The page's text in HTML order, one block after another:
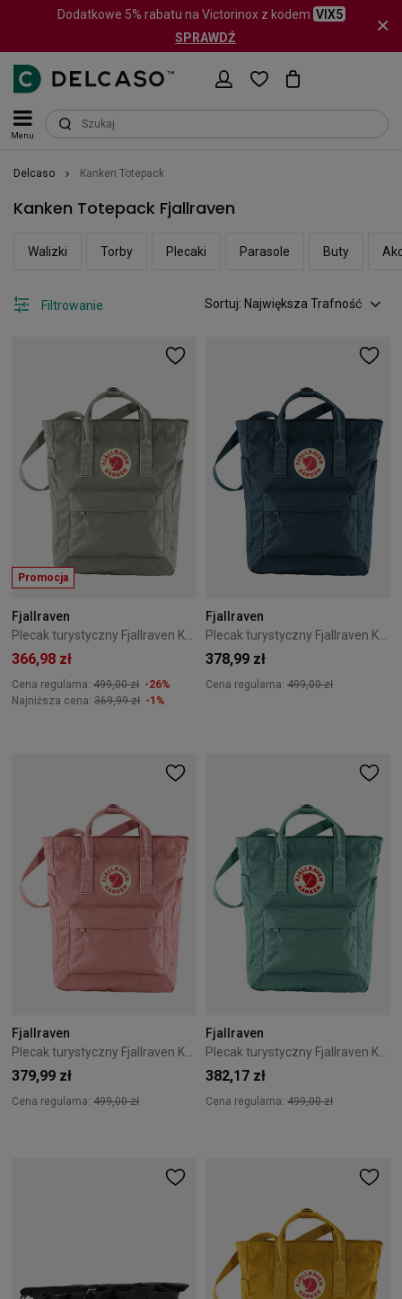
Dodatkowe 5% rabatu na Victorinox z kodem VIX5
SPRAWDŹ
Menu
Delcaso Kanken Totepack
Kanken Totepack Fjallraven
Walizki Torby Plecaki Parasole Buty
Sortuj: Największa Trafność
Filtrowanie
Promocja
Fjallraven
366,98 zł
Cena regularna: 499,00 zł -26%
Najniższa cena: 369,99 zł -1%
Fjallraven
378,99 zł
Cena regularna: 499,00 zł
Fjallraven
Plecak turystyczny Fjallraven Kanken Totepack - Pink
379,99 zł
Cena regularna: 499,00 zł
Fjallraven
Plecak turystyczny Fjallraven Kanken Totepack - Frost Green
382,17 zł
Cena regularna: 499,00 zł